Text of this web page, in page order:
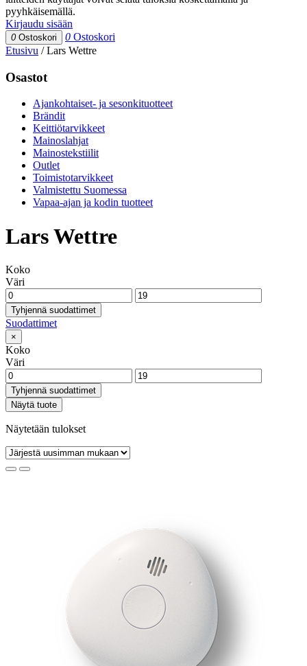
pyyhkäisemällä.
Kirjaudu sisään
0 Ostoskori 0 Ostoskori
Etusivu /Lars Wettre
Osastot
Ajankohtaiset- ja sesonkituotteet
Brändit
Keittiötarvikkeet
Mainoslahjat
Mainostekstiilit
Outlet
Toimistotarvikkeet
Valmistettu Suomessa
Vapaa-ajan ja kodin tuotteet
Lars Wettre
Koko
Väri
Tyhjennä suodattimet
Suodattimet
×
Koko
Väri
Tyhjennä suodattimet
Näytä tuote
Näytetään tulokset